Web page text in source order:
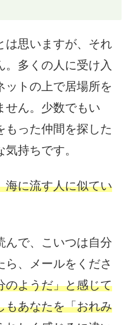
は思いますが、それ
。多くの人に受け入
ットの上で居場所を
せん。少数でもい
もった仲間を探した
持ちです。
海に流す人に似てい
んで、こいつは自分
ら、メールをくださ
のようだ」と感じて
もあなたを「おれみ